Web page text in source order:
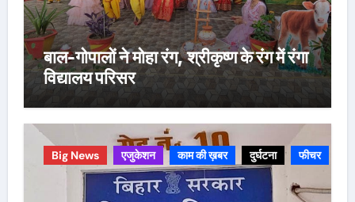
बाल-गोपालों ने मोहा रंग, श्रीकृष्ण के रंग में रंगा
विद्यालय परिसर
Big News एजुकेशन काम की ख़बर दुर्घटना फीचर